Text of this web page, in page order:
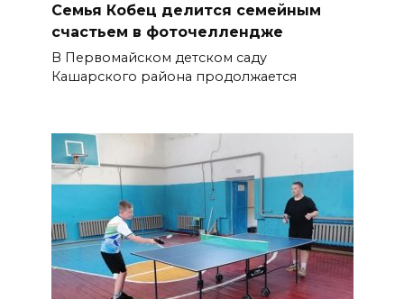
Семья Кобец делится семейным
счастьем в фоточеллендже
В Первомайском детском саду
Кашарского района продолжается